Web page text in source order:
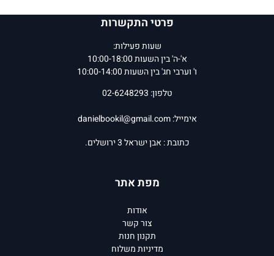
פרטי התקשרות
שעות פעילות:
א'-ה' בין השעות 10:00-18:00
ו' וערבי חג' בין השעות 10:00-14:00
טלפון: 02-6248293
אימייל:danielbookil@gmail.com
כתובת : אבן ישראל 3 ירושלים.
מפת אתר
אודות
צור קשר
תקנון חנות
מדיניות משלוח